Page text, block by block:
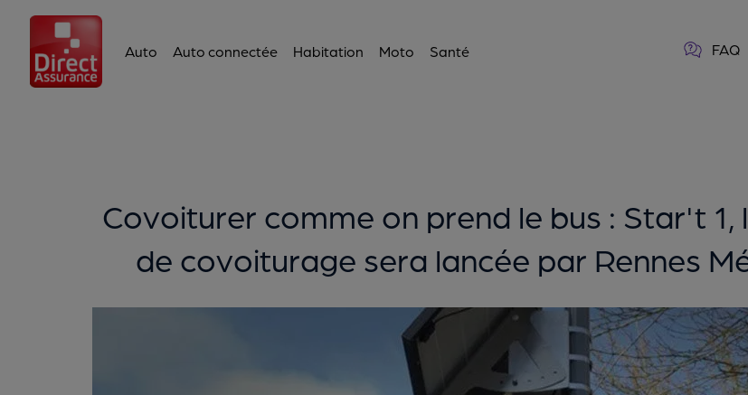
Auto Auto connectée Habitation Moto Santé FAQ
Covoiturer comme on prend le bus : Star't
de covoiturage sera lancée par Rennes